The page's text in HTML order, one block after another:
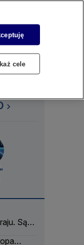
SzukajZaloguj się
CzytajSłuchaj
Są
cele